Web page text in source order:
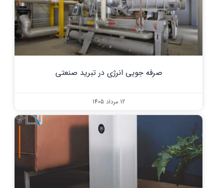
صرفه جویی انرژی در تبرید صنعتی
12 مرداد 1405